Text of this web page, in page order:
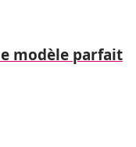
modèle parfait